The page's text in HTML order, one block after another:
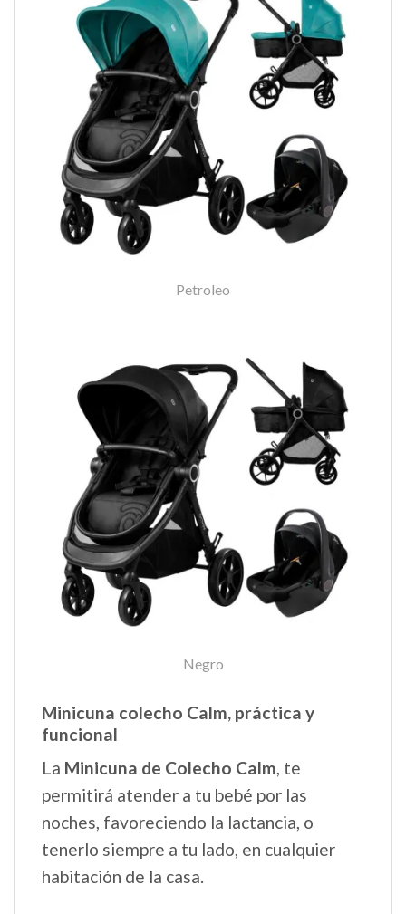
Petroleo
Negro
Minicuna colecho Calm, práctica y
funcional
La Minicuna de Colecho Calm, te
permitirá atender a tu bebé por las
noches, favoreciendo la lactancia, o
tenerlo siempre a tu lado, en cualquier
habitación de la casa.